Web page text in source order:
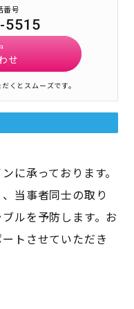
番号
5515
せ
くとスムーズです。
に承っております。
当事者同士の取り
ルを予防します。お
トさせていただき